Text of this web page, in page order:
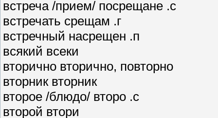
встреча /прием/ посрещане .с
встречать срещам .г
встречный насрещен .п
всякий всеки
вторично вторично, повторно
вторник вторник
второе /блюдо/ второ .с
второй втори